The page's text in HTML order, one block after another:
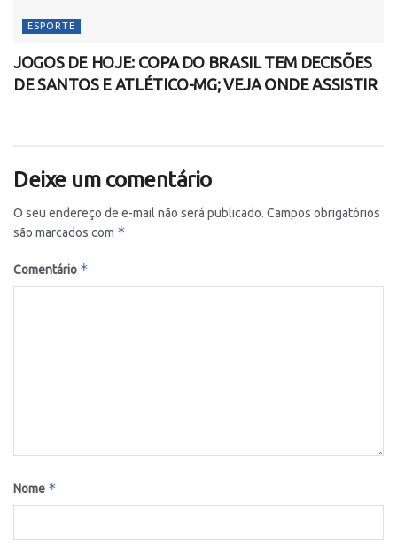
ESPORTE
JOGOS DE HOJE: COPA DO BRASIL TEM DECISÕES
DE SANTOS E ATLÉTICO-MG; VEJA ONDE ASSISTIR
Deixe um comentário
O seu endereço de e-mail não será publicado. Campos obrigatórios
são marcados com *
Comentário *
Nome *